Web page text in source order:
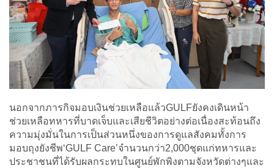
นอกจากภารกิจมอบเงินช่วยเหลือแล้วGULFยังคงเดินหน้า
ช่วยเหลือทหารที่บาดเจ็บและเสียชีวิตอย่างต่อเนื่องสะท้อนถึง
ความมุ่งมั่นในการเป็นส่วนหนึ่งของการดูแลสังคมทั้งการ
มอบถุงยังชีพ‘GULF Care’จำนวนกว่า2,000ชุดแก่ทหารและ
ประชาชนที่ได้รับผลกระทบในศูนย์พักพิงตามจังหวัดต่างๆและ